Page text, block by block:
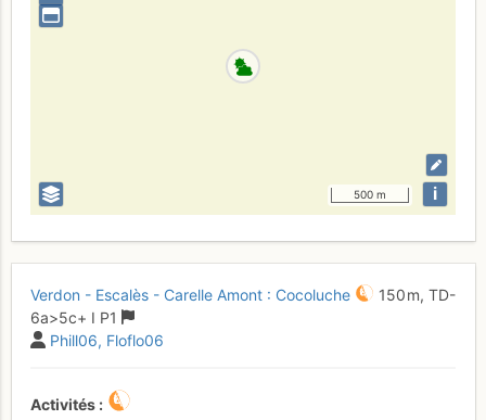
500 m i
Verdon - Escalès - Carelle Amont : Cocoluche 150 m, TD-
6a>5c+ I P1
Phill06 Floflo06
Activités